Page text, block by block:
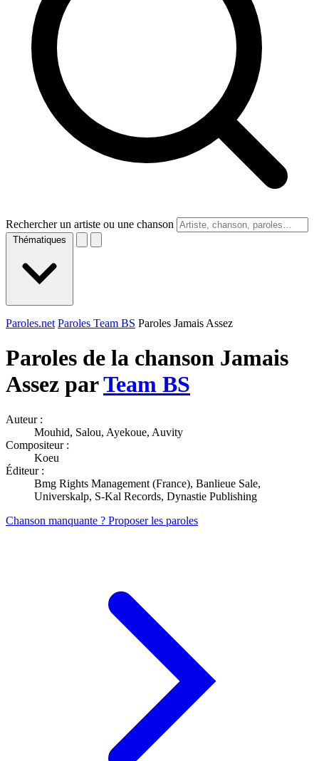
Rechercher un artiste ou une chanson
Thématiques
Paroles.net Paroles Team BS Paroles Jamais Assez
Paroles de la chanson Jamais
Assez parTeam BS
Auteur :
Mouhid, Salou, Ayekoue, Auvity
Compositeur :
Koeu
Éditeur :
Bmg Rights Management (France), Banlieue Sale,
Universkalp, S-Kal Records, Dynastie Publishing
Chanson manquante ? Proposer les paroles